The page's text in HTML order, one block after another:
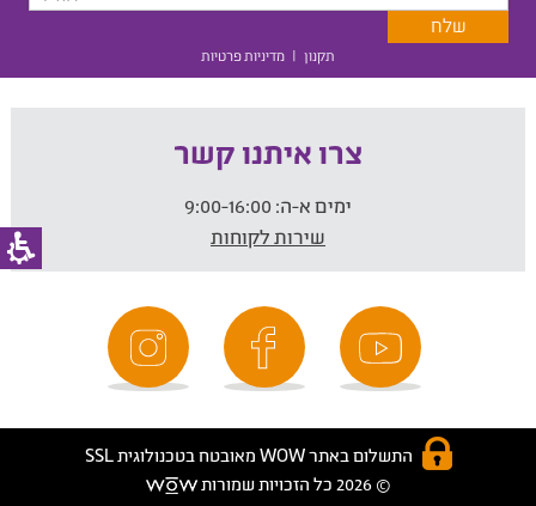
תקנון | מדיניות פרטיות
צרו איתנו קשר
ימים א-ה:
שירות לקוחות
התשלום באתר WOW מאובטח בטכנולוגית SSL
© 2026 כל הזכויות שמורות